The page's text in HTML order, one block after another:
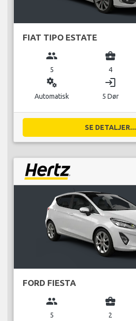
FIAT TIPO ESTATE
group
5
business_center
4
miscellaneous_services
Automatisk
login
5 Dør
SE DETALJER...
FORD FIESTA
group
5
business_center
2